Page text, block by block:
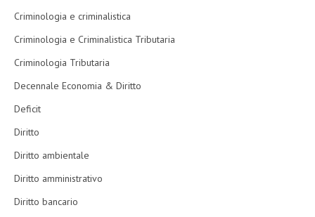
Criminologia e criminalistica
Criminologia e Criminalistica Tributaria
Criminologia Tributaria
Decennale Economia & Diritto
Deficit
Diritto
Diritto ambientale
Diritto amministrativo
Diritto bancario